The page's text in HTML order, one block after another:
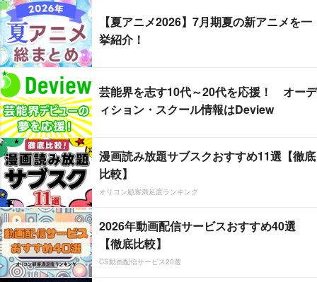
【夏アニメ2026】7月期夏の新アニメを一
挙紹介！
芸能界を志す10代～20代を応援！ オーデ
ィション・スクール情報はDeview
漫画読み放題サブスクおすすめ11選【徹底
比較】
オリコン顧客満足度ランキング
2026年動画配信サービスおすすめ40選
【徹底比較】
CS動画配信サービス20選